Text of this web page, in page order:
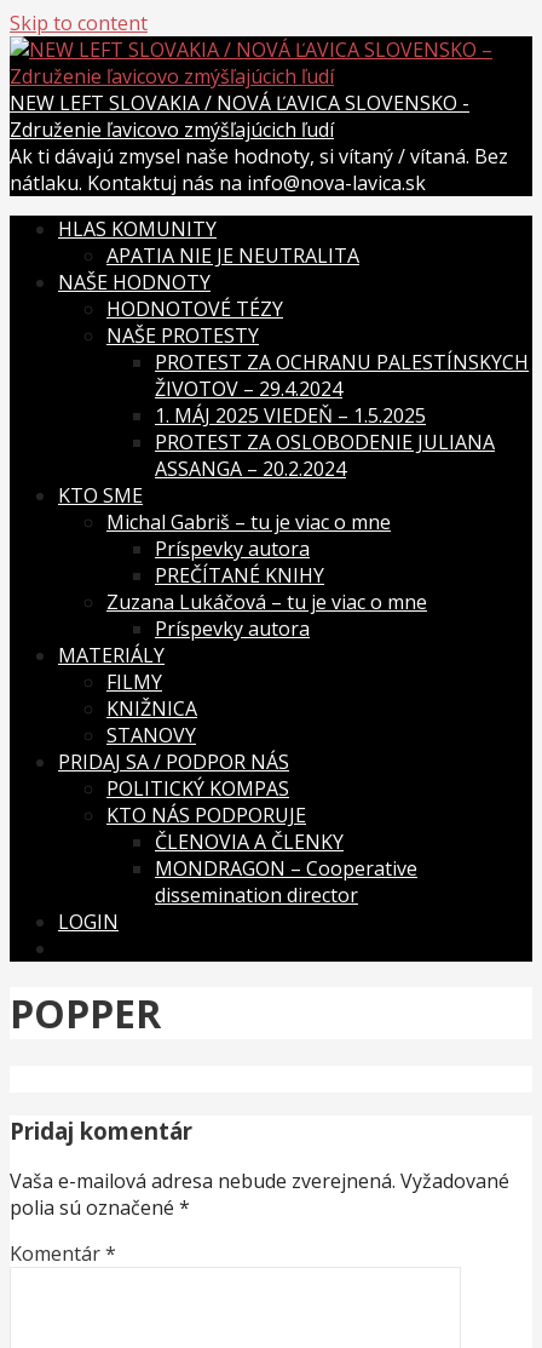
Skip to content
NEW LEFT SLOVAKIA / NOVÁ ĽAVICA SLOVENSKO -
Združenie ľavicovo zmýšľajúcich ľudí
Ak ti dávajú zmysel naše hodnoty, si vítaný / vítaná. Bez
nátlaku. Kontaktuj nás na info@nova-lavica.sk
HLAS KOMUNITY
APATIA NIE JE NEUTRALITA
NAŠE HODNOTY
HODNOTOVÉ TÉZY
NAŠE PROTESTY
PROTEST ZA OCHRANU PALESTÍNSKYCH
ŽIVOTOV – 29.4.2024
1. MÁJ 2025 VIEDEŇ – 1.5.2025
PROTEST ZA OSLOBODENIE JULIANA
ASSANGA – 20.2.2024
KTO SME
Michal Gabriš – tu je viac o mne
Príspevky autora
PREČÍTANÉ KNIHY
Zuzana Lukáčová – tu je viac o mne
Príspevky autora
MATERIÁLY
FILMY
KNIŽNICA
STANOVY
PRIDAJ SA / PODPOR NÁS
POLITICKÝ KOMPAS
KTO NÁS PODPORUJE
ČLENOVIA A ČLENKY
MONDRAGON – Cooperative
dissemination director
LOGIN
POPPER
Pridaj komentár
Vaša e-mailová adresa nebude zverejnená. Vyžadované
polia sú označené *
Komentár*